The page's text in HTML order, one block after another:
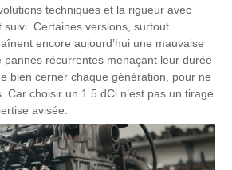
techniques et la rigueur avec
suivi. Certaines versions, surtout
encore aujourd’hui une mauvaise
pannes récurrentes menaçant leur durée
bien cerner chaque génération, pour ne
Car choisir un 1.5 dCi n’est pas un tirage
avisée.